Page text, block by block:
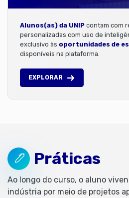
Alunos(as) da UNIP contam com
personalizadas com uso de
exclusivo às oportunidades de
disponíveis na plataforma.
EXPLORAR
Práticas
Ao longo do curso, o aluno
indústria por meio de projetos